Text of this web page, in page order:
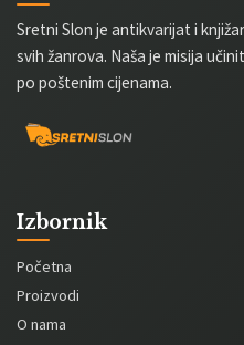
Sretni Slon je antikvarijat i
svih žanrova. Naša je misija
po poštenim cijenama.
Izbornik
Početna
Proizvodi
O nama